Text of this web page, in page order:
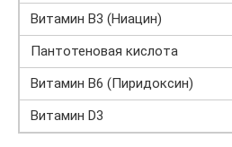
Витамин В3 (Ниацин)
Пантотеновая кислота
Витамин B6 (Пиридоксин)
Витамин D3